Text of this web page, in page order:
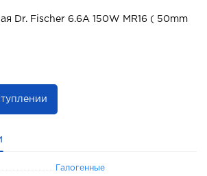
Галогенные